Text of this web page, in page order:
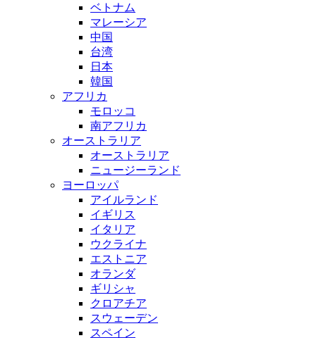
ベトナム
マレーシア
中国
台湾
日本
韓国
アフリカ
モロッコ
南アフリカ
オーストラリア
オーストラリア
ニュージーランド
ヨーロッパ
アイルランド
イギリス
イタリア
ウクライナ
エストニア
オランダ
ギリシャ
クロアチア
スウェーデン
スペイン